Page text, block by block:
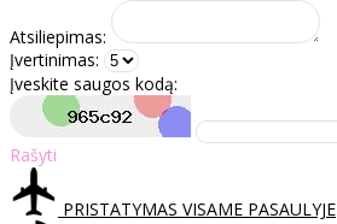
Atsiliepimas:
Įvertinimas:
Įveskite saugos kodą:
Rašyti
PRISTATYMAS VISAME PASAULYJE